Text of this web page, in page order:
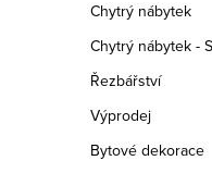
Chytrý nábytek
Chytrý nábytek -
Řezbářství
Výprodej
Bytové dekorace